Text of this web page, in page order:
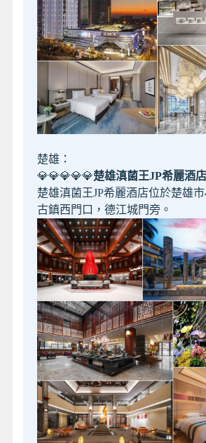
楚雄：
💎💎💎💎💎楚雄滇菌王JP希麗酒店
楚雄滇菌王JP希麗酒店位於楚雄
古鎮西門口，德江城門旁。